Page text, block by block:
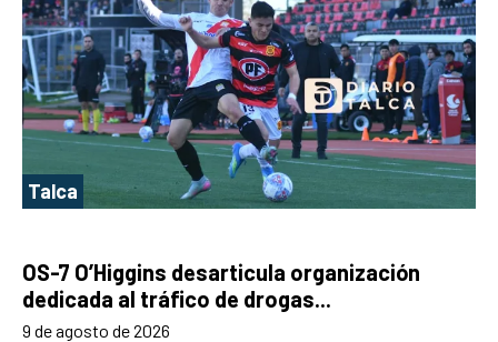
Talca
OS-7 O’Higgins desarticula organización
dedicada al tráfico de drogas...
9 de agosto de 2026